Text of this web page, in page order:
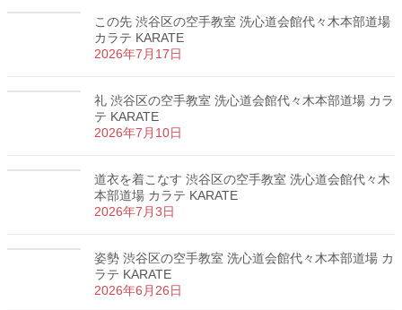
この先 渋谷区の空手教室 洗心道会館代々木本部道場
カラテ KARATE
2026年7月17日
礼 渋谷区の空手教室 洗心道会館代々木本部道場 カラ
テ KARATE
2026年7月10日
道衣を着こなす 渋谷区の空手教室 洗心道会館代々木
本部道場 カラテ KARATE
2026年7月3日
姿勢 渋谷区の空手教室 洗心道会館代々木本部道場 カ
ラテ KARATE
2026年6月26日